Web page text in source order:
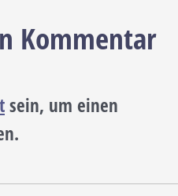
Kommentar
sein, um einen